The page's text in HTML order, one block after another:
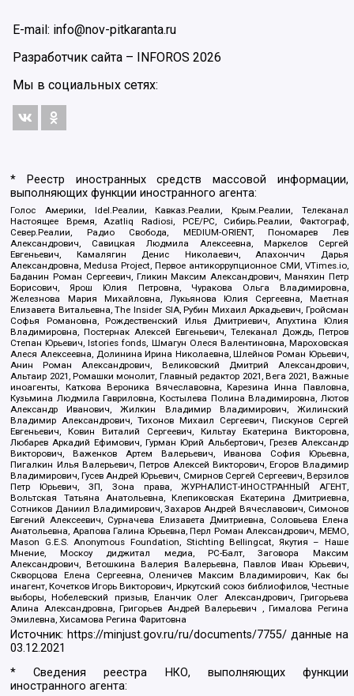
E-mail: info@nov-pitkaranta.ru
Разработчик сайта –
INFOROS 2026
Мы в социальных сетях:
* Реестр иностранных средств массовой информации,
выполняющих функции иностранного агента:
Голос Америки, Idel.Реалии, Кавказ.Реалии, Крым.Реалии, Телеканал
Настоящее Время, Azatliq Radiosi, PCE/PC, Сибирь.Реалии, Фактограф,
Север.Реалии, Радио Свобода, MEDIUM-ORIENT, Пономарев Лев
Александрович, Савицкая Людмила Алексеевна, Маркелов Сергей
Евгеньевич, Камалягин Денис Николаевич, Апахончич Дарья
Александровна, Medusa Project, Первое антикоррупционное СМИ, VTimes.io,
Баданин Роман Сергеевич, Гликин Максим Александрович, Маняхин Петр
Борисович, Ярош Юлия Петровна, Чуракова Ольга Владимировна,
Железнова Мария Михайловна, Лукьянова Юлия Сергеевна, Маетная
Елизавета Витальевна, The Insider SIA, Рубин Михаил Аркадьевич, Гройсман
Софья Романовна, Рождественский Илья Дмитриевич, Апухтина Юлия
Владимировна, Постернак Алексей Евгеньевич, Телеканал Дождь, Петров
Степан Юрьевич, Istories fonds, Шмагун Олеся Валентиновна, Мароховская
Алеся Алексеевна, Долинина Ирина Николаевна, Шлейнов Роман Юрьевич,
Анин Роман Александрович, Великовский Дмитрий Александрович,
Альтаир 2021, Ромашки монолит, Главный редактор 2021, Вега 2021, Важные
иноагенты, Каткова Вероника Вячеславовна, Карезина Инна Павловна,
Кузьмина Людмила Гавриловна, Костылева Полина Владимировна, Лютов
Александр Иванович, Жилкин Владимир Владимирович, Жилинский
Владимир Александрович, Тихонов Михаил Сергеевич, Пискунов Сергей
Евгеньевич, Ковин Виталий Сергеевич, Кильтау Екатерина Викторовна,
Любарев Аркадий Ефимович, Гурман Юрий Альбертович, Грезев Александр
Викторович, Важенков Артем Валерьевич, Иванова София Юрьевна,
Пигалкин Илья Валерьевич, Петров Алексей Викторович, Егоров Владимир
Владимирович, Гусев Андрей Юрьевич, Смирнов Сергей Сергеевич, Верзилов
Петр Юрьевич, ЗП, Зона права, ЖУРНАЛИСТ-ИНОСТРАННЫЙ АГЕНТ,
Вольтская Татьяна Анатольевна, Клепиковская Екатерина Дмитриевна,
Сотников Даниил Владимирович, Захаров Андрей Вячеславович, Симонов
Евгений Алексеевич, Сурначева Елизавета Дмитриевна, Соловьева Елена
Анатольевна, Арапова Галина Юрьевна, Перл Роман Александрович, МЕМО,
Mason G.E.S. Anonymous Foundation, Stichting Bellingcat, Якутия – Наше
Мнение, Москоу диджитал медиа, РС-Балт, Заговора Максим
Александрович, Ветошкина Валерия Валерьевна, Павлов Иван Юрьевич,
Скворцова Елена Сергеевна, Оленичев Максим Владимирович, Как бы
инагент, Кочетков Игорь Викторович, Иркутский союз библиофилов, Честные
выборы, Нобелевский призыв, Еланчик Олег Александрович, Григорьева
Алина Александровна, Григорьев Андрей Валерьевич , Гималова Регина
Эмилевна, Хисамова Регина Фаритовна
Источник: https://minjust.gov.ru/ru/documents/7755/ данные на
03.12.2021
* Сведения реестра НКО, выполняющих функции
иностранного агента: